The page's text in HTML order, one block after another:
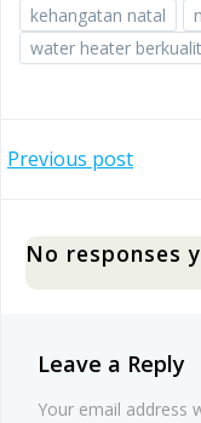
kehangatan natal
water heater
Post
Previous post
No responses
Leave a Reply
Your email address